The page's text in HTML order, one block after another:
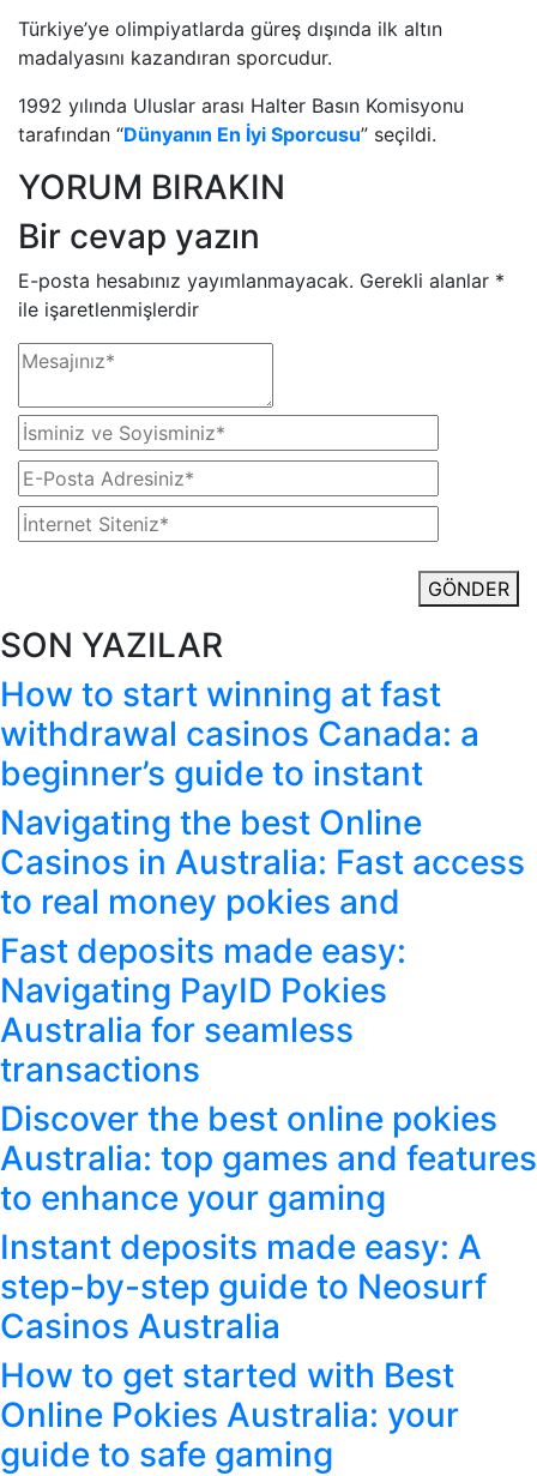
Türkiye’ye olimpiyatlarda güreş dışında ilk altın
madalyasını kazandıran sporcudur.
1992 yılında Uluslar arası Halter Basın Komisyonu
tarafından “Dünyanın En İyi Sporcusu” seçildi.
YORUM BIRAKIN
Bir cevap yazın
E-posta hesabınız yayımlanmayacak. Gerekli alanlar *
ile işaretlenmişlerdir
GÖNDER
SON YAZILAR
How to start winning at fast
withdrawal casinos Canada: a
beginner’s guide to instant
Navigating the best Online
Casinos in Australia: Fast access
to real money pokies and
Fast deposits made easy:
Navigating PayID Pokies
Australia for seamless
transactions
Discover the best online pokies
Australia: top games and features
to enhance your gaming
Instant deposits made easy: A
step-by-step guide to Neosurf
Casinos Australia
How to get started with Best
Online Pokies Australia: your
guide to safe gaming